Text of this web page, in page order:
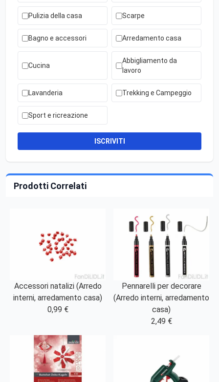
Pulizia della casa Scarpe
Bagno e accessori Arredamento casa
Cucina
Abbigliamento da
lavoro
Lavanderia Trekking e Campeggio
Sport e ricreazione
ISCRIVITI
Prodotti Correlati
Accessori natalizi (Arredo
interni, arredamento casa)
0,99 €
Pennarelli per decorare
(Arredo interni, arredamento
casa)
2,49 €